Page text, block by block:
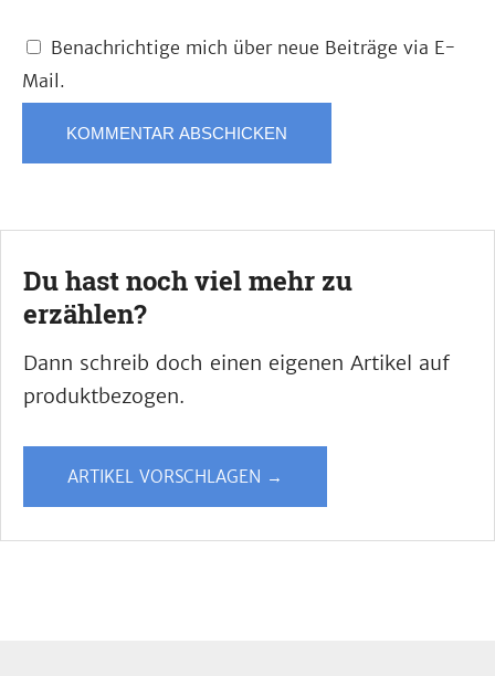
Benachrichtige mich über neue Beiträge via E-
Mail.
Du hast noch viel mehr zu
erzählen?
Dann schreib doch einen eigenen Artikel auf
produktbezogen.
ARTIKEL VORSCHLAGEN →